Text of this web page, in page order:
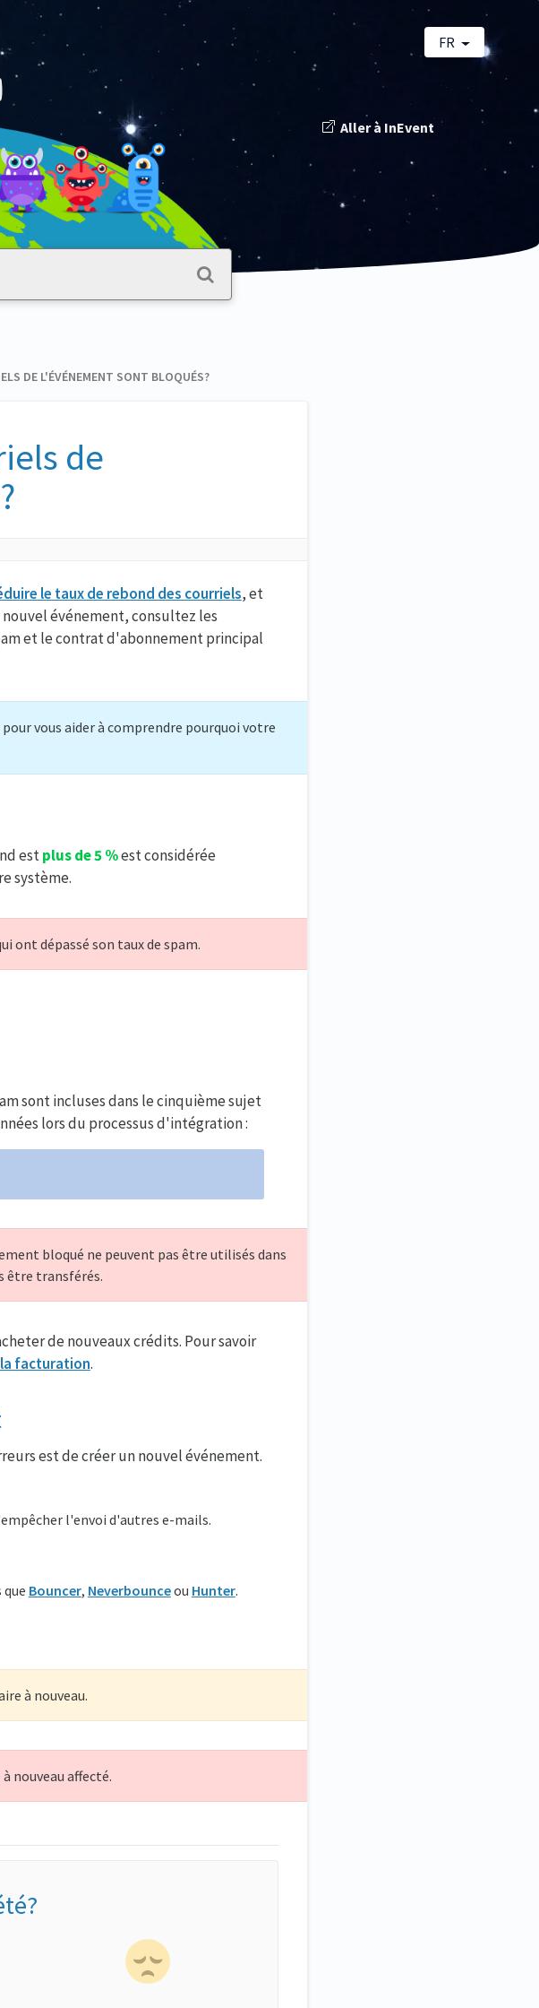
FR
Aller à InEvent
DE L'ÉVÉNEMENT SONT BLOQUÉS?
de
le taux de rebond des courriels, et
événement, consultez les
et le contrat d'abonnement principal
vous aider à comprendre pourquoi votre
estplus de 5 %est considérée
système.
ont dépassé son taux de spam.
sont incluses dans le cinquième sujet
lors du processus d'intégration :
bloqué ne peuvent pas être utilisés dans
être transférés.
de nouveaux crédits. Pour savoir
la facturation.
est de créer un nouvel événement.
l'envoi d'autres e-mails.
Bouncer, Neverbounceou Hunter.
à nouveau.
nouveau affecté.